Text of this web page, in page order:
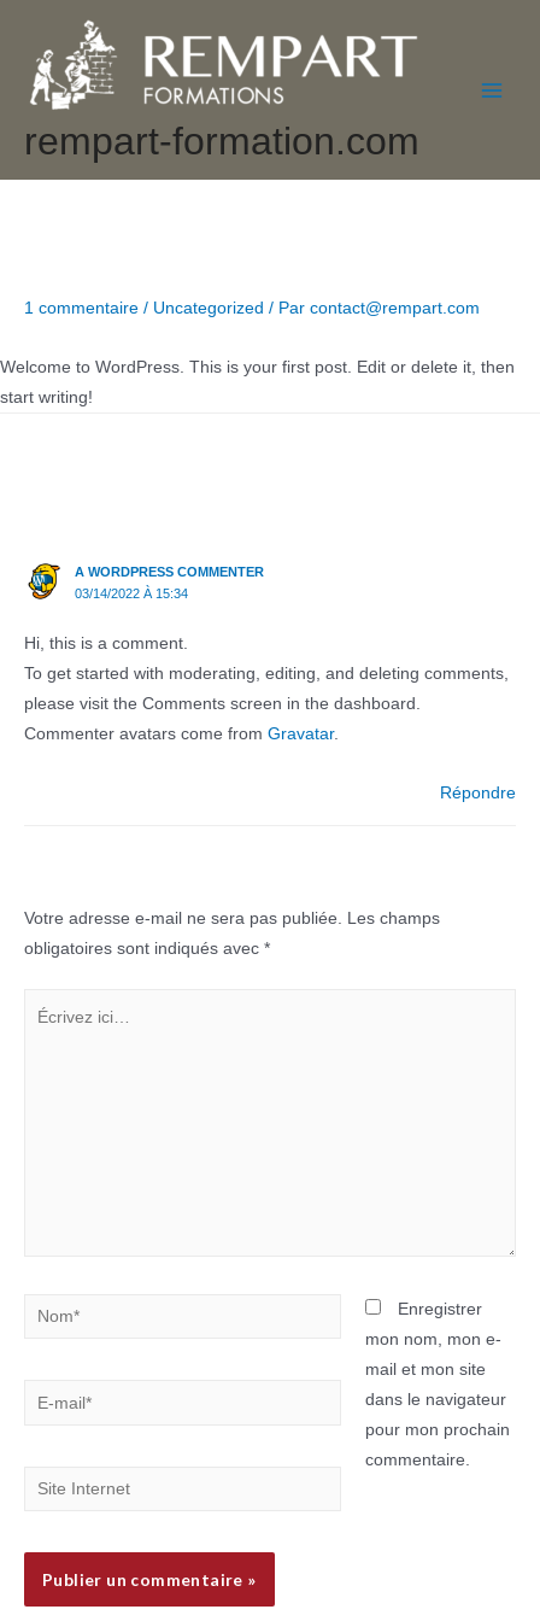
contenu
rempart-formation.com
1 commentaire / Uncategorized / Par contact@rempart.com
Welcome to WordPress. This is your first post. Edit or delete it, then
start writing!
A WORDPRESS COMMENTER
03/14/2022 À 15:34
Hi, this is a comment.
To get started with moderating, editing, and deleting comments,
please visit the Comments screen in the dashboard.
Commenter avatars come from Gravatar.
Répondre
Votre adresse e-mail ne sera pas publiée. Les champs
obligatoires sont indiqués avec *
Nom*
E-
Site
Enregistrer
mon nom, mon e-
mail et mon site
dans le navigateur
pour mon prochain
commentaire.